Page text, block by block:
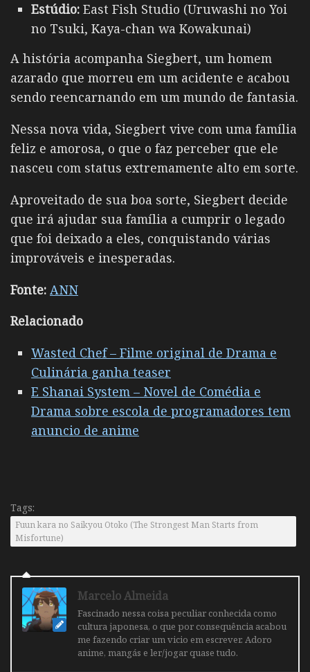
Estúdio: East Fish Studio (Uruwashi no Yoi
no Tsuki, Kaya-chan wa Kowakunai)
A história acompanha Siegbert, um homem
azarado que morreu em um acidente e acabou
sendo reencarnando em um mundo de fantasia.
Nessa nova vida, Siegbert vive com uma família
feliz e amorosa, o que o faz perceber que ele
nasceu com status extremamente alto em sorte.
Aproveitado de sua boa sorte, Siegbert decide
que irá ajudar sua família a cumprir o legado
que foi deixado a eles, conquistando várias
improváveis e inesperadas.
Fonte: ANN
Relacionado
Wasted Chef – Filme original de Drama e
Culinária ganha teaser
E Shanai System – Novel de Comédia e
Drama sobre escola de programadores tem
anuncio de anime
Tags:
Fuun kara no Saikyou Otoko (The Strongest Man Starts from
Misfortune)
Marcelo Almeida
Fascinado nessa coisa peculiar conhecida como
cultura japonesa, o que por consequência acabou
me fazendo criar um vicio em escrever. Adoro
anime, mangás e ler/jogar quase tudo.